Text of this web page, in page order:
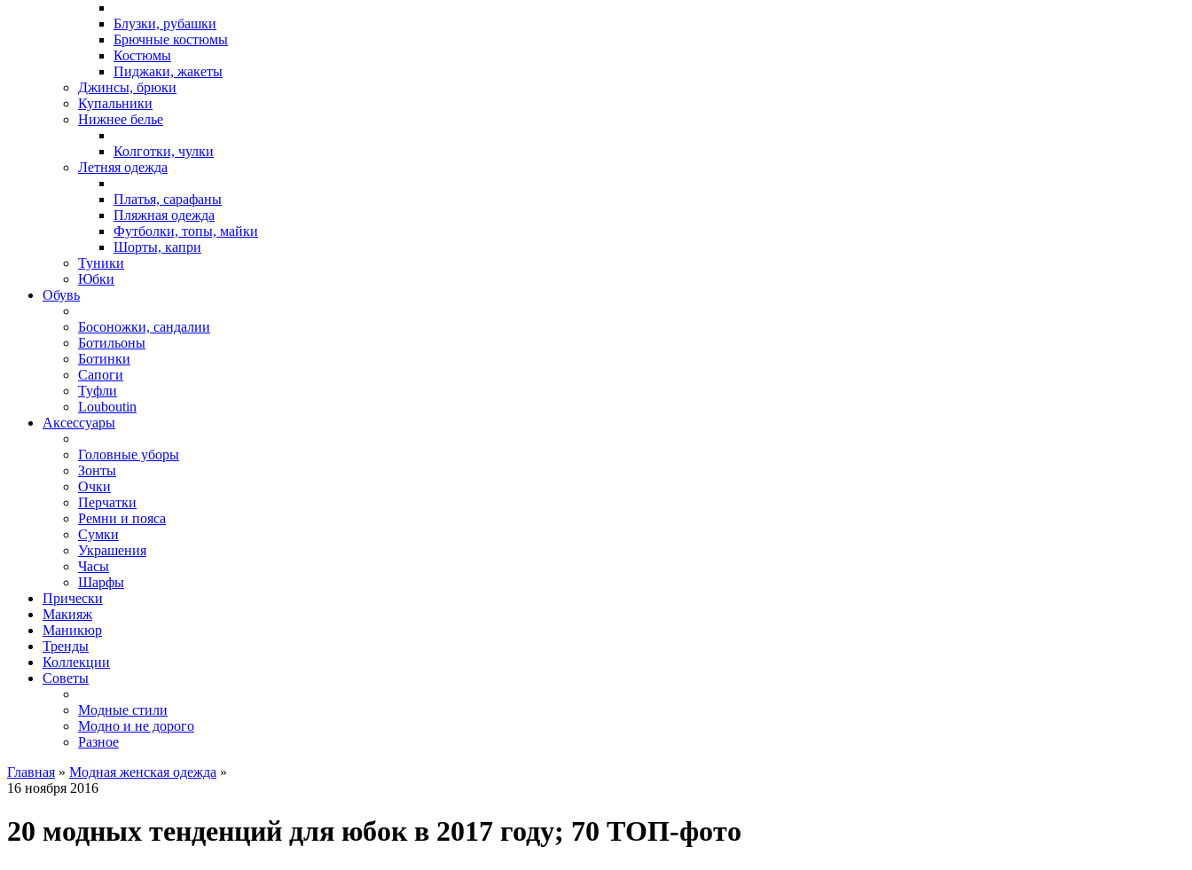
Блузки, рубашки
Брючные костюмы
Костюмы
Пиджаки, жакеты
Джинсы, брюки
Купальники
Нижнее белье
Колготки, чулки
Летняя одежда
Платья, сарафаны
Пляжная одежда
Футболки, топы, майки
Шорты, капри
Туники
Юбки
Обувь
Босоножки, сандалии
Ботильоны
Ботинки
Сапоги
Туфли
Louboutin
Аксессуары
Головные уборы
Зонты
Очки
Перчатки
Ремни и пояса
Сумки
Украшения
Часы
Шарфы
Прически
Макияж
Маникюр
Тренды
Коллекции
Советы
Модные стили
Модно и не дорого
Разное
Главная » Модная женская одежда »
16 ноября 2016
20 модных тенденций для юбок в 2017 году; 70 ТОП-фото